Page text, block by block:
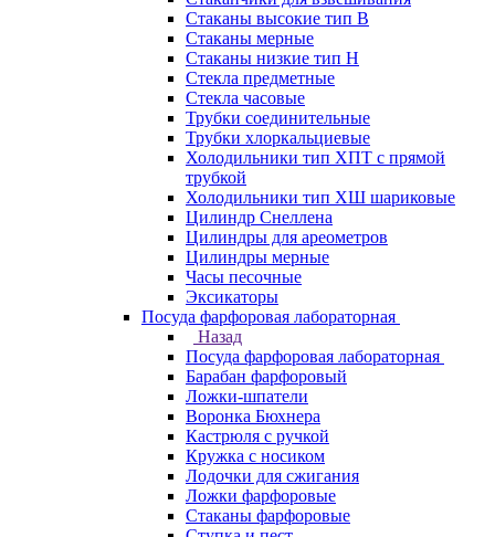
Стаканы высокие тип В
Стаканы мерные
Стаканы низкие тип Н
Стекла предметные
Стекла часовые
Трубки соединительные
Трубки хлоркальциевые
Холодильники тип ХПТ с прямой
трубкой
Холодильники тип ХШ шариковые
Цилиндр Снеллена
Цилиндры для ареометров
Цилиндры мерные
Часы песочные
Эксикаторы
Посуда фарфоровая лабораторная
Назад
Посуда фарфоровая лабораторная
Барабан фарфоровый
Ложки-шпатели
Воронка Бюхнера
Кастрюля с ручкой
Кружка с носиком
Лодочки для сжигания
Ложки фарфоровые
Стаканы фарфоровые